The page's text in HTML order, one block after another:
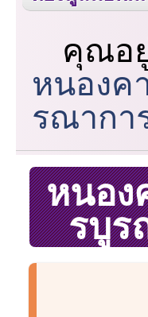
คุณอ
หนองค
รณากา
หนอง
รบูร